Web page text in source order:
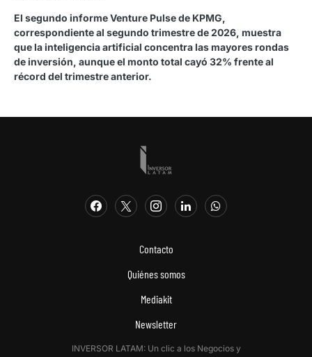
El segundo informe Venture Pulse de KPMG,
correspondiente al segundo trimestre de 2026, muestra
que la inteligencia artificial concentra las mayores rondas
de inversión, aunque el monto total cayó 32% frente al
récord del trimestre anterior.
Contacto
Quiénes somos
Mediakit
Newsletter
INVERSOR LATAM: Un clic a los Negocios y